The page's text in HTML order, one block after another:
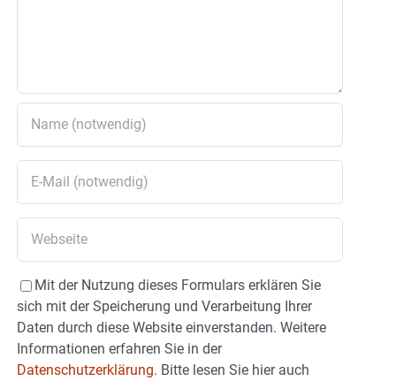
Mit der Nutzung dieses Formulars erklären Sie
sich mit der Speicherung und Verarbeitung Ihrer
Daten durch diese Website einverstanden. Weitere
Informationen erfahren Sie in der
Datenschutzerklärung. Bitte lesen Sie hier auch